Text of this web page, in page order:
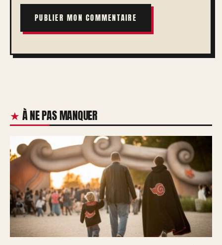
À NE PAS MANQUER